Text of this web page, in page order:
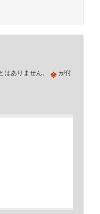
ありません。 ※ が付